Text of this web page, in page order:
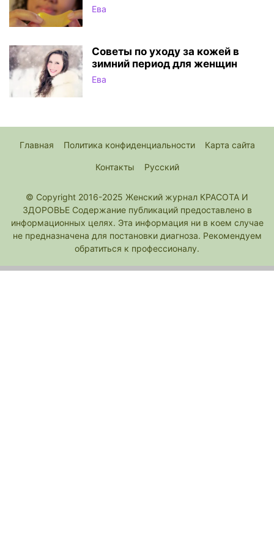
Ева
Советы по уходу за кожей в
зимний период для женщин
Ева
Главная Политика конфиденциальности Карта сайта
Контакты Русский
© Copyright 2016-2025 Женский журнал КРАСОТА И
ЗДОРОВЬЕ Содержание публикаций предоставлено в
информационных целях. Эта информация ни в коем случае
не предназначена для постановки диагноза. Рекомендуем
обратиться к профессионалу.